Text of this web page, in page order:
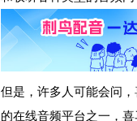
但是，许多人可能会问
的在线音频平台之一，